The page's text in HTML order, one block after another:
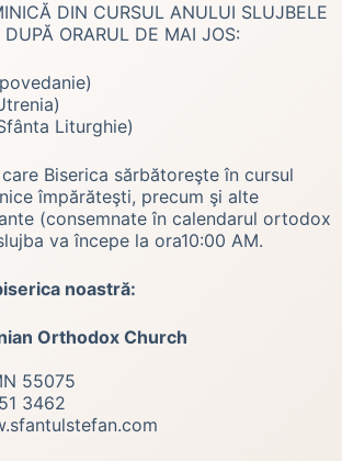
DIN CURSUL ANULUI SLUJBELE
DUPĂ ORARUL DE MAI JOS:
Liturghie)
Biserica sărbătoreşte în cursul
împărăteşti, precum şi alte
(consemnate în calendarul ortodox
va începe la ora10:00 AM.
noastră:
Orthodox Church
55075
3462